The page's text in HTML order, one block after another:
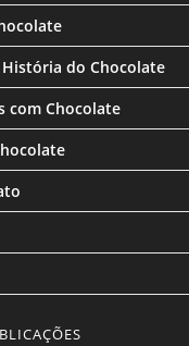
do Chocolate
com Chocolate